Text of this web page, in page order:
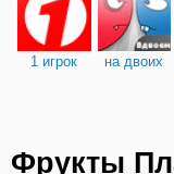
1 игрок на двоих
Фрукты